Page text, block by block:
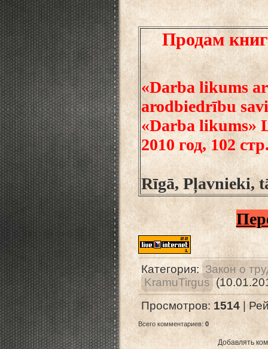
Продам
«Darba likums
arodbiedrību
«Darba likums»
2010 год, 102
Rīgā, Pļavnieki,
Категория: Закон о
KramuTirgus
Просмотров: 1514 |
Всего комментариев: 0
Добавлять